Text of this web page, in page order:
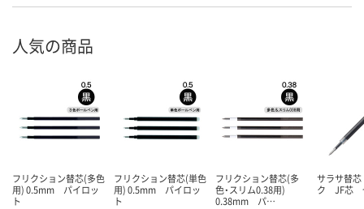
人気の商品
フリクション替芯(多色
用) 0.5mm パイロッ
ト
フリクション替芯(単色
用) 0.5mm パイロッ
ト
フリクション替芯(多
色・スリム0.38用)
0.38mm パ…
サラサ替
ク JF芯